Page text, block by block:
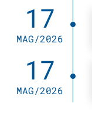
17
MAG/2026
17
MAG/2026